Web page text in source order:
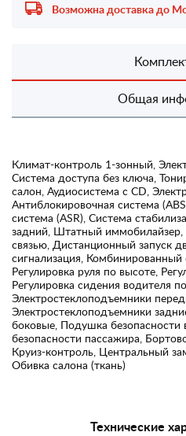
Возможна доставка до
Общая
Климат-контроль 1-зонный,
Система доступа без ключа,
салон, Аудиосистема с CD,
Антиблокировочная система
система (ASR), Система
задний, Штатный иммобилайзер,
связью, Дистанционный запуск
сигнализация, Комбинированный
Регулировка руля по высоте,
Регулировка сидения водителя
Электростеклоподъемники
Электростеклоподъемники
боковые, Подушка
безопасности пассажира,
Круиз-контроль, Центральный
Обивка салона (ткань)
Технические